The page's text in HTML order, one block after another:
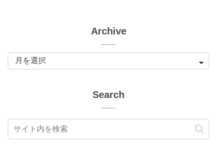
Archive
Search